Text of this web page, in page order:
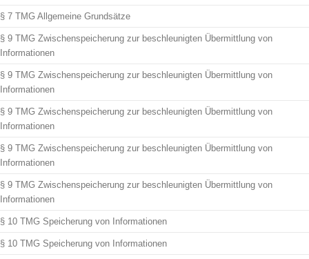
§ 7 TMG Allgemeine Grundsätze
§ 9 TMG Zwischenspeicherung zur beschleunigten Übermittlung von
Informationen
§ 9 TMG Zwischenspeicherung zur beschleunigten Übermittlung von
Informationen
§ 9 TMG Zwischenspeicherung zur beschleunigten Übermittlung von
Informationen
§ 9 TMG Zwischenspeicherung zur beschleunigten Übermittlung von
Informationen
§ 9 TMG Zwischenspeicherung zur beschleunigten Übermittlung von
Informationen
§ 10 TMG Speicherung von Informationen
§ 10 TMG Speicherung von Informationen